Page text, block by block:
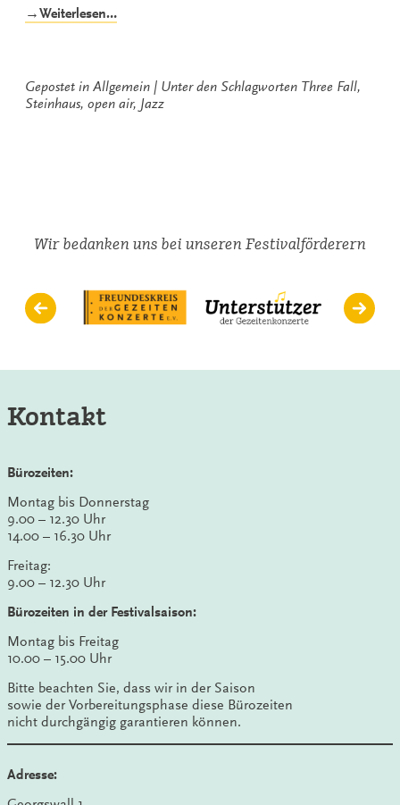
→Weiterlesen…„Three
holen
den
Sommer
Gepostet in Allgemein Unter den Schlagworten Three Fall,
Steinhaus, open air, Jazz
Wir bedanken uns bei unseren Festivalförderern
Kontakt
Bürozeiten:
Montag bis Donnerstag
9.00 – 12.30 Uhr
14.00 – 16.30 Uhr
Freitag:
9.00 – 12.30 Uhr
Bürozeiten in der Festivalsaison:
Montag bis Freitag
10.00 – 15.00 Uhr
Bitte beachten Sie, dass wir in der Saison
sowie der Vorbereitungsphase diese Bürozeiten
nicht durchgängig garantieren können.
Adresse: